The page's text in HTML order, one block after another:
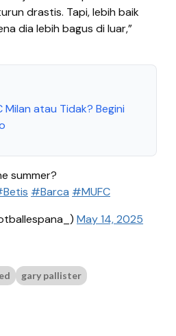
drastis. Tapi, lebih baik
dia lebih bagus di luar,”
Milan atau Tidak? Begini
summer?
#Barca #MUFC
May 14, 2025
gary pallister